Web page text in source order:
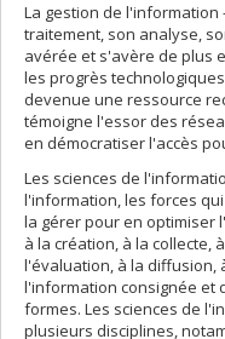
La gestion de l'information
traitement, son analyse,
avérée et s'avère de plus
les progrès
devenue une ressource
témoigne l'essor des
en démocratiser l'accès
Les sciences de
l'information, les forces
la gérer pour en optimiser
à la création, à la collecte,
l'évaluation, à la diffusion,
l'information consignée et
formes. Les sciences de
plusieurs disciplines,